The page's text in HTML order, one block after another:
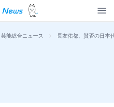
芸能総合ニュース > 長友佑都、賛否の日本